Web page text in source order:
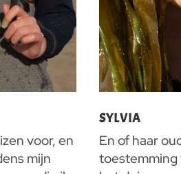
voor, en
mijn
SYLVIA
En of haar
toestemming